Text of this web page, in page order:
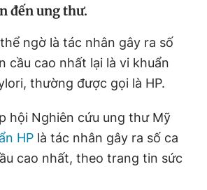
Magazine
Bạn cần biết
Liên hệ quảng cáo
đến ung thư.
ngờ là tác nhân gây ra số
cầu cao nhất lại là vi khuẩn
thường được gọi là HP.
hội Nghiên cứu ung thư Mỹ
HP là tác nhân gây ra số ca
cao nhất, theo trang tin sức